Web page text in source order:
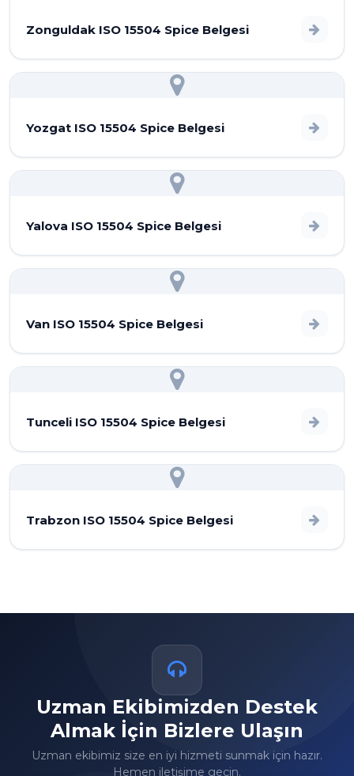
Zonguldak ISO 15504 Spice Belgesi
Yozgat ISO 15504 Spice Belgesi
Yalova ISO 15504 Spice Belgesi
Van ISO 15504 Spice Belgesi
Tunceli ISO 15504 Spice Belgesi
Trabzon ISO 15504 Spice Belgesi
Uzman Ekibimizden Destek
Almak İçin Bizlere Ulaşın
Uzman ekibimiz size en iyi hizmeti sunmak için hazır.
Hemen iletişime geçin.